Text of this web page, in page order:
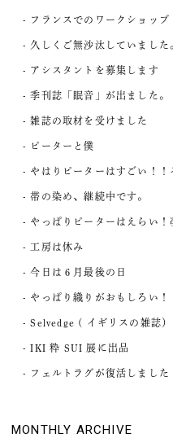
フランスでのワークショップ
久しくご無沙汰していました
アシスタントを募集します
季刊誌「眠音」が出ました。
雑誌の取材を受けました
ピーターと僕
やはりピーターはすごい！！
帯の染め、継続中です。
やっぱりピーターはえらい
工房は休み
今日は６月最後の日
やっぱり織りがおもしろい！
Selvedge ( イギリスの雑誌
IKI 粋 SUI 展に出品
フェルトラグが復活しました
MONTHLY ARCHIVE